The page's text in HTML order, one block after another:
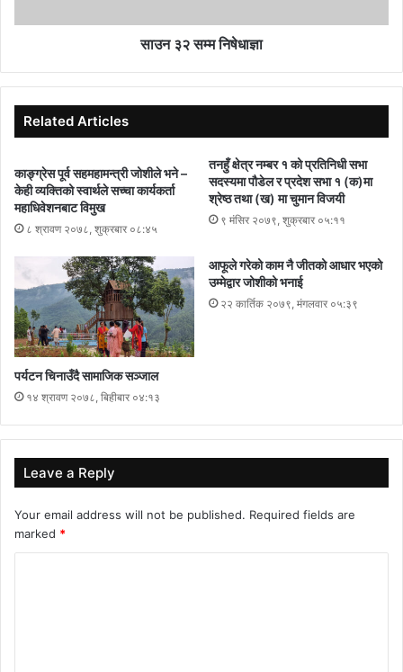
साउन ३२ सम्म निषेधाज्ञा
Related Articles
काङ्ग्रेस पूर्व सहमहामन्त्री जोशीले भने –
केही व्यक्तिको स्वार्थले सच्चा कार्यकर्ता
महाधिवेशनबाट विमुख
८ श्रावण २०७८, शुक्रबार ०८:४५
तनहुँ क्षेत्र नम्बर १ को प्रतिनिधी सभा
सदस्यमा पौडेल र प्रदेश सभा १ (क)मा
श्रेष्ठ तथा (ख) मा चुमान विजयी
९ मंसिर २०७९, शुक्रबार ०५:११
पर्यटन चिनाउँदै सामाजिक सञ्जाल
१४ श्रावण २०७८, बिहीबार ०४:१३
आफूले गरेको काम नै जीतको आधार भएको
उम्मेद्वार जोशीको भनाई
२२ कार्तिक २०७९, मंगलवार ०५:३९
Leave a Reply
Your email address will not be published. Required fields are
marked *